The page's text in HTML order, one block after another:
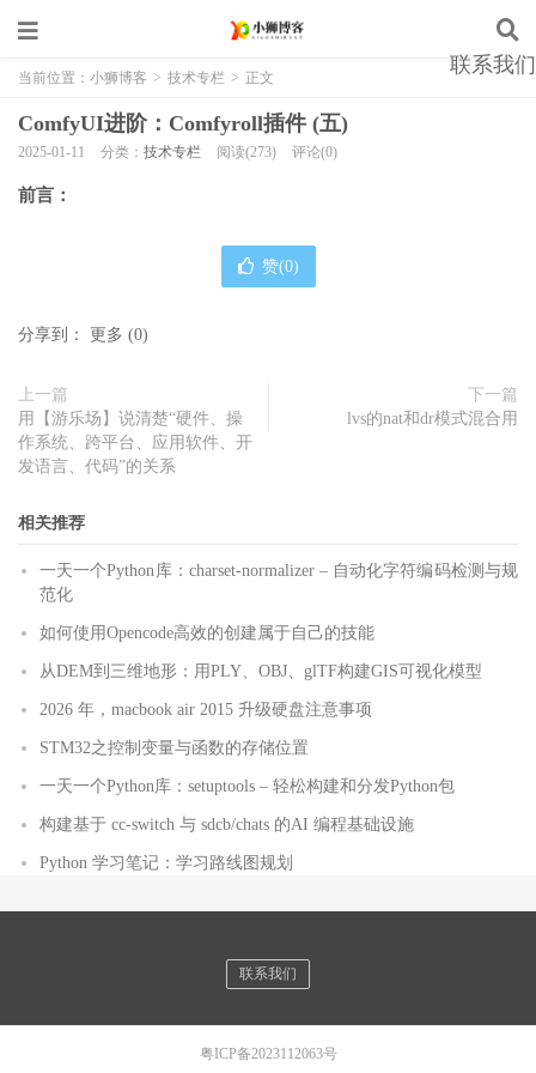
联系我们
当前位置： 小狮博客 > 技术专栏 > 正文
ComfyUI进阶：Comfyroll插件 (五)
2025-01-11 分类： 技术专栏 阅读(273) 评论(0)
前言：
赞(0)
分享到： 更多 (0)
上一篇
用【游乐场】说清楚“硬件、操
作系统、跨平台、应用软件、开
发语言、代码”的关系
下一篇
lvs的nat和dr模式混合用
相关推荐
一天一个Python库：charset-normalizer – 自动化字符编码检测与规
范化
如何使用Opencode高效的创建属于自己的技能
从DEM到三维地形：用PLY、OBJ、glTF构建GIS可视化模型
2026 年，macbook air 2015 升级硬盘注意事项
STM32之控制变量与函数的存储位置
一天一个Python库：setuptools – 轻松构建和分发Python包
构建基于 cc-switch 与 sdcb/chats 的AI 编程基础设施
Python 学习笔记：学习路线图规划
联系我们
粤ICP备2023112063号